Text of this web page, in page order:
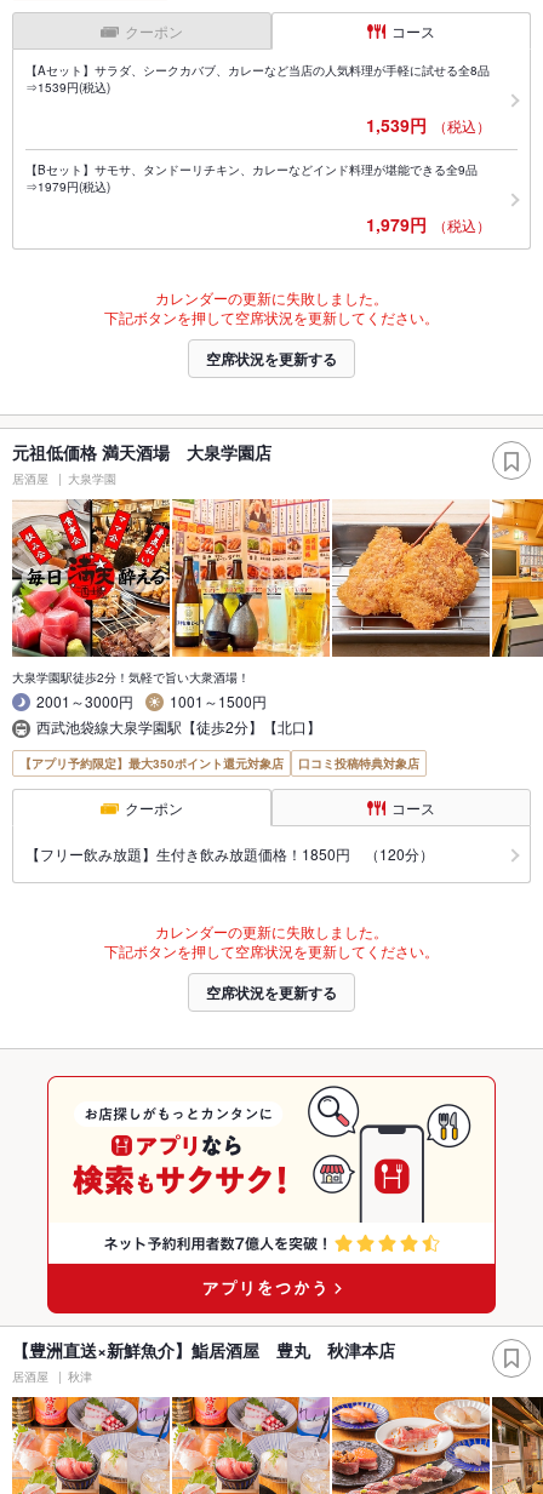
クーポン コース
【Aセット】サラダ、シークカバブ、カレーなど当店の人気料理が手軽に試せる全8品
⇒1539円(税込)
1,539円 （税込）
【Bセット】サモサ、タンドーリチキン、カレーなどインド料理が堪能できる全9品
⇒1979円(税込)
1,979円 （税込）
カレンダーの更新に失敗しました。
下記ボタンを押して空席状況を更新してください。
空席状況を更新する
元祖低価格 満天酒場 大泉学園店
居酒屋 大泉学園
大泉学園駅徒歩2分！気軽で旨い大衆酒場！
2001～3000円
1001～1500円
西武池袋線大泉学園駅【徒歩2分】【北口】
【アプリ予約限定】最大350ポイント還元対象店 口コミ投稿特典対象店
クーポン コース
【フリー飲み放題】生付き飲み放題価格！1850円 （120分）
カレンダーの更新に失敗しました。
下記ボタンを押して空席状況を更新してください。
空席状況を更新する
【豊洲直送×新鮮魚介】鮨居酒屋 豊丸 秋津本店
居酒屋 秋津